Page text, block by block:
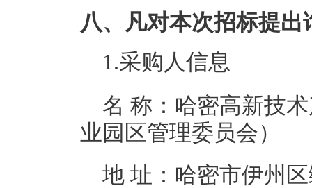
八、凡对本次招标提
1.采购人信息
名 称： 哈密高新技
业园区管理委员会）
地 址： 哈密市伊州